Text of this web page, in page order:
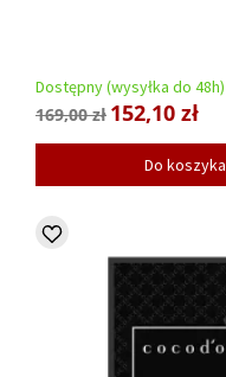
Dostępny (wysyłka do 48h)
169,00 zł 152,10 zł
Do koszyka